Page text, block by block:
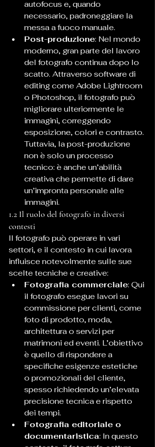
autofocus e, quando
necessario, padroneggiare la
messa a fuoco manuale.
Post-produzione: Nel mondo
moderno, gran parte del lavoro
del fotografo continua dopo lo
scatto. Attraverso software di
editing come Adobe Lightroom
o Photoshop, il fotografo può
migliorare ulteriormente le
immagini, correggendo
esposizione, colori e contrasto.
Tuttavia, la post-produzione
non è solo un processo
tecnico: è anche un’abilità
creativa che permette di dare
un’impronta personale alle
immagini.
1.2 Il ruolo del fotografo in diversi
contesti
Il fotografo può operare in vari
settori, e il contesto in cui lavora
influisce notevolmente sulle sue
scelte tecniche e creative:
Fotografia commerciale: Qui
il fotografo esegue lavori su
commissione per clienti, come
foto di prodotto, moda,
architettura o servizi per
matrimoni ed eventi. L’obiettivo
è quello di rispondere a
specifiche esigenze estetiche
o promozionali del cliente,
spesso richiedendo un’elevata
precisione tecnica e rispetto
dei tempi.
Fotografia editoriale o
documentaristica: In questo